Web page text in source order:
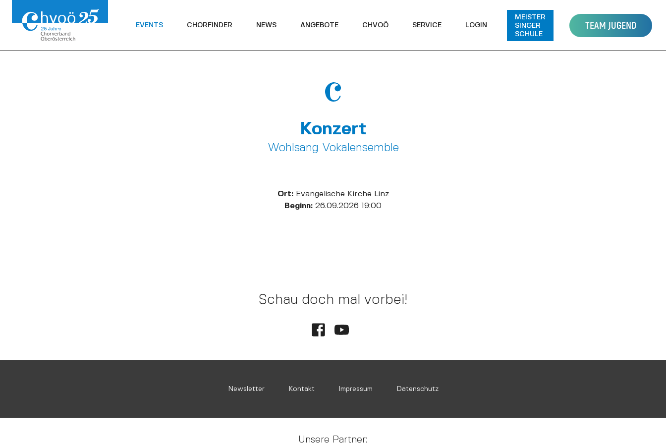
EVENTS CHORFINDER NEWS ANGEBOTE CHVOÖ SERVICE LOGIN
MEISTER
SINGER
SCHULE
TEAM JUGEND
Konzert
Wohlsang Vokalensemble
Ort: Evangelische Kirche Linz
Beginn: 26.09.2026 19:00
Schau doch mal vorbei!
Newsletter Kontakt Impressum Datenschutz
Unsere Partner: